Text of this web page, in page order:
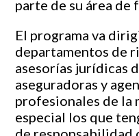
parte de su área de
El programa va
departamentos de
asesorías jurídicas
aseguradoras y
profesionales de la
especial los que